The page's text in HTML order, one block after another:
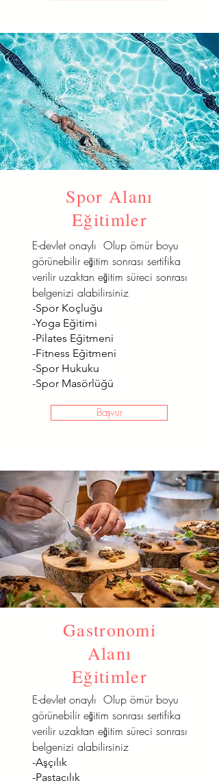
Spor Alanı
Eğitimler
E-devlet onaylı Olup ömür boyu
görünebilir eğitim sonrası sertifika
verilir uzaktan eğitim süreci sonrası
belgenizi alabilirsiniz
-Spor Koçluğu
-Yoga Eğitimi
-Pilates Eğitmeni
-Fitness Eğitmeni
-Spor Hukuku
-Spor Masörlüğü
Başvur
Gastronomi
Alanı
Eğitimler
E-devlet onaylı Olup ömür boyu
görünebilir eğitim sonrası sertifika
verilir uzaktan eğitim süreci sonrası
belgenizi alabilirsiniz
-Aşçılık
-Pastacılık